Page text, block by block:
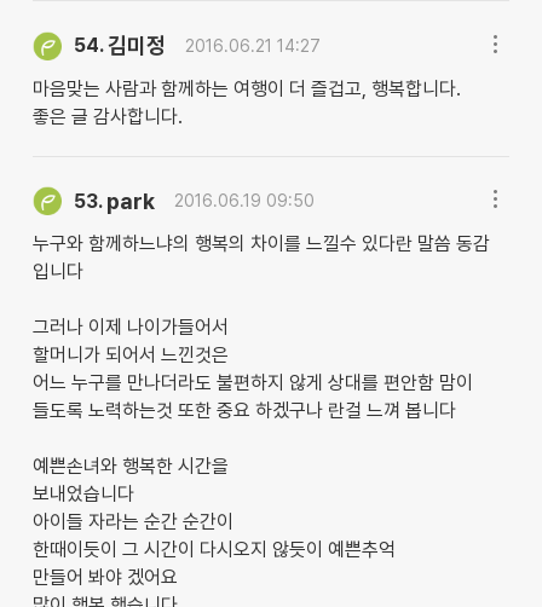
54.김미정 2016.06.21 14:27
마음맞는 사람과 함께하는 여행이 더 즐겁고, 행복합니다.
좋은 글 감사합니다.
53. park 2016.06.19 09:50
누구와 함께하느냐의 행복의 차이를 느낄수 있다란 말씀 동감
입니다
그러나 이제 나이가들어서
할머니가 되어서 느낀것은
어느 누구를 만나더라도 불편하지 않게 상대를 편안함 맘이
들도록 노력하는것 또한 중요 하겠구나 란걸 느껴 봅니다
예쁜손녀와 행복한 시간을
보내었습니다
아이들 자라는 순간 순간이
한때이듯이 그 시간이 다시오지 않듯이 예쁜추억
만들어 봐야 겠어요